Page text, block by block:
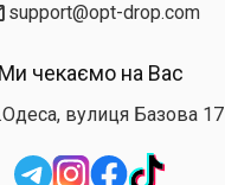
support@opt-drop.com
Ми чекаємо на Вас
вулиця Базова 17